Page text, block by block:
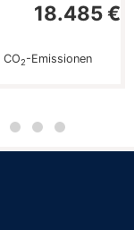
18.485 €
CO2-Emissionen